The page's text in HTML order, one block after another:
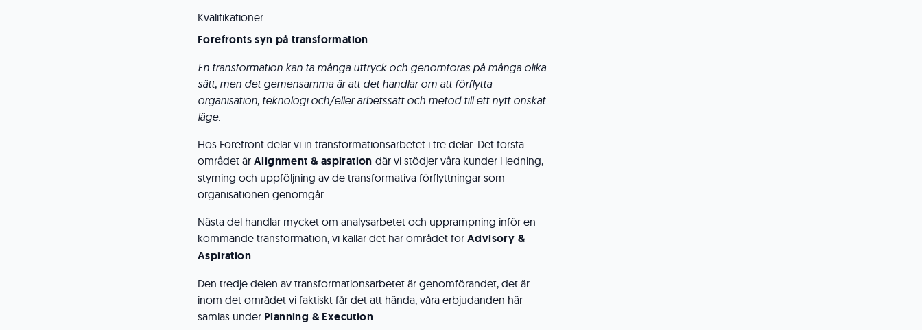
Kvalifikationer
Forefronts syn på transformation
En transformation kan ta många uttryck och genomföras på många olika
sätt, men det gemensamma är att det handlar om att förflytta
organisation, teknologi och/eller arbetssätt och metod till ett nytt önskat
läge.
Hos Forefront delar vi in transformationsarbetet i tre delar. Det första
området är Alignment & aspiration där vi stödjer våra kunder i ledning,
styrning och uppföljning av de transformativa förflyttningar som
organisationen genomgår.
Nästa del handlar mycket om analysarbetet och upprampning inför en
kommande transformation, vi kallar det här området för Advisory &
Aspiration.
Den tredje delen av transformationsarbetet är genomförandet, det är
inom det området vi faktiskt får det att hända, våra erbjudanden här
samlas under Planning & Execution.